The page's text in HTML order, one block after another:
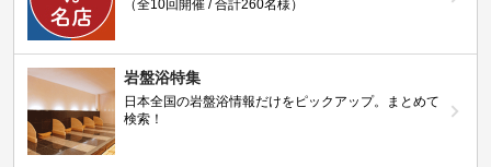
（全10回開催 / 合計260名様）
岩盤浴特集
日本全国の岩盤浴情報だけをピックアップ。まとめて
検索！